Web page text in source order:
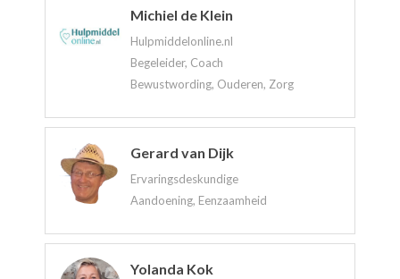
Michiel de Klein
Hulpmiddelonline.nl
Begeleider, Coach
Bewustwording, Ouderen, Zorg
Gerard van Dijk
Ervaringsdeskundige
Aandoening, Eenzaamheid
Yolanda Kok